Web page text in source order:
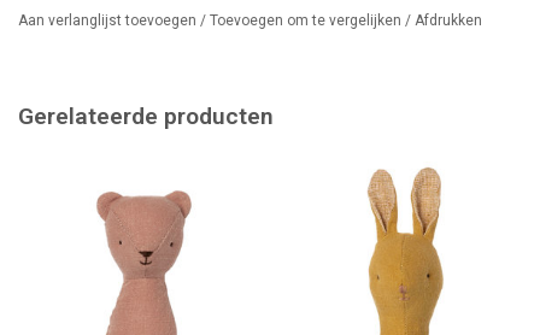
Merk: OYOY MINI
Aan verlanglijst toevoegen / Toevoegen om te vergelijken / Afdrukken
Gerelateerde producten